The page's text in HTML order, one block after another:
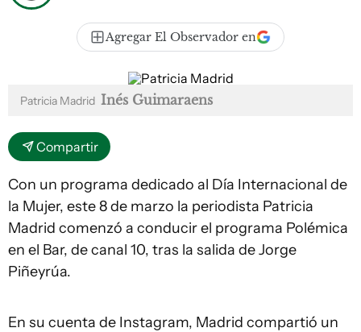
Agregar El Observador en
Patricia Madrid Inés Guimaraens
Compartir
Con un programa dedicado al Día Internacional de
la Mujer, este 8 de marzo la periodista Patricia
Madrid comenzó a conducir el programa Polémica
en el Bar, de canal 10, tras la salida de Jorge
Piñeyrúa.
En su cuenta de Instagram, Madrid compartió un